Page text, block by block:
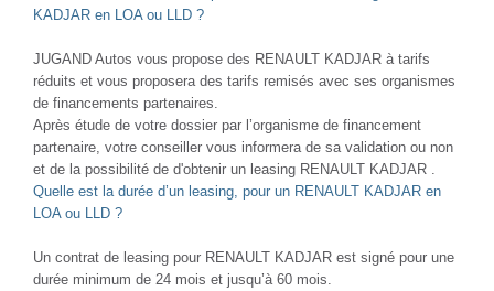
KADJAR en LOA ou LLD ?
JUGAND Autos vous propose des RENAULT KADJAR à tarifs
réduits et vous proposera des tarifs remisés avec ses organismes
de financements partenaires.
Après étude de votre dossier par l’organisme de financement
partenaire, votre conseiller vous informera de sa validation ou non
et de la possibilité de d'obtenir un leasing RENAULT KADJAR .
Quelle est la durée d’un leasing, pour un RENAULT KADJAR en
LOA ou LLD ?
Un contrat de leasing pour RENAULT KADJAR est signé pour une
durée minimum de 24 mois et jusqu’à 60 mois.